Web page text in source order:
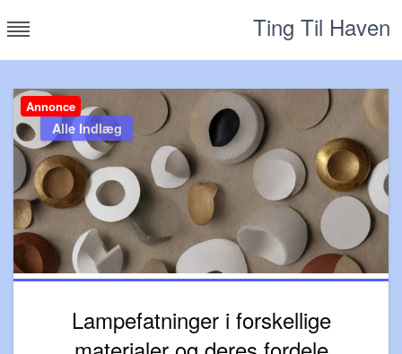
to
Ting Til Haven
Annonce
Alle Indlæg
Lampefatninger i forskellige